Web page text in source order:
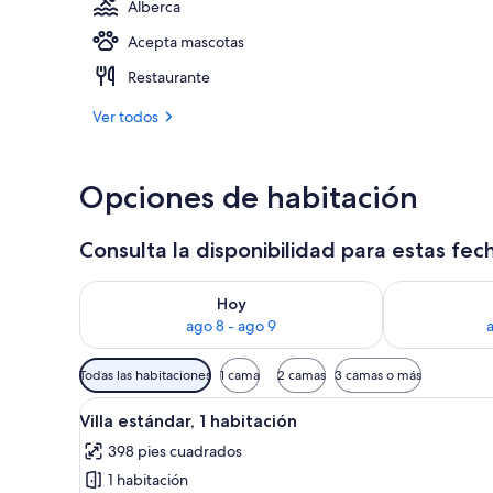
Alberca
Acepta mascotas
Restaurante
Ver todos
Opciones de habitación
Consulta la disponibilidad para estas
Hoy
ago 8 - ago 9
Consulta la disponibilidad para hoy ago 8 - ago 9
Consulta la
Filtros
disponibles
para
las
habitaciones
Todas las habitaciones 1 cama 2 camas 3 camas o más
Abrir
todas
las
fotos
Un dormitorio con una cama
9
Villa estándar, 1 habitación
398 pies cuadrados
1 habitación